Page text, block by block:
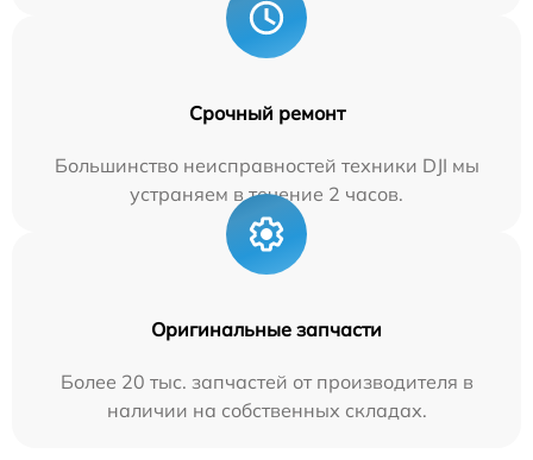
Срочный ремонт
Большинство неисправностей техники DJI мы
устраняем в течение 2 часов.
Оригинальные запчасти
Более 20 тыс. запчастей от производителя в
наличии на собственных складах.